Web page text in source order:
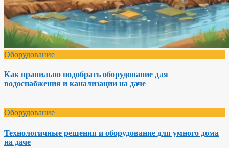
Оборудование
Как правильно подобрать оборудование для
водоснабжения и канализации на даче
Оборудование
Технологичные решения и оборудование для умного дома
на даче